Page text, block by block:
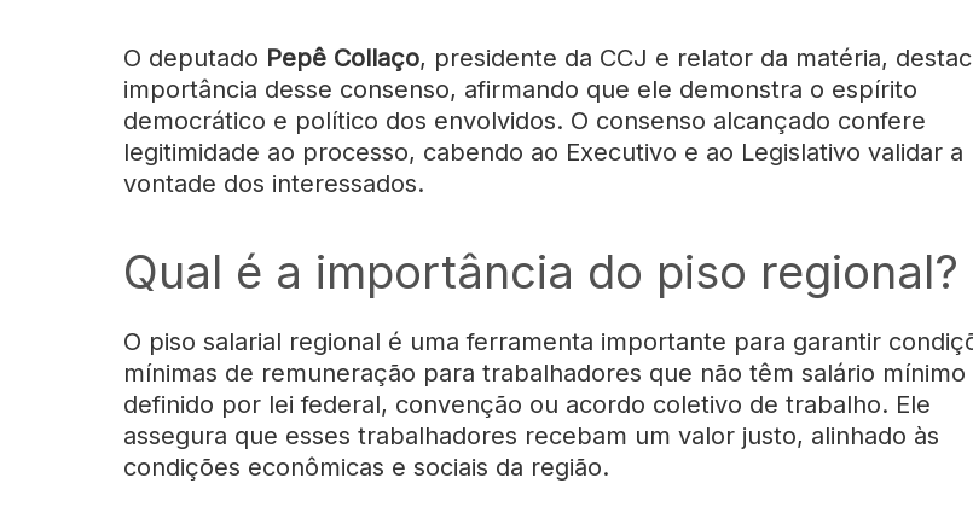
O deputado Pepê Collaço, presidente da CCJ e relator da matéria,
importância desse consenso, afirmando que ele demonstra o espírito
democrático e político dos envolvidos. O consenso alcançado confere
legitimidade ao processo, cabendo ao Executivo e ao Legislativo validar a
vontade dos interessados.
Qual é a importância do piso regional?
O piso salarial regional é uma ferramenta importante para garantir
mínimas de remuneração para trabalhadores que não têm salário mínimo
definido por lei federal, convenção ou acordo coletivo de trabalho. Ele
assegura que esses trabalhadores recebam um valor justo, alinhado às
condições econômicas e sociais da região.